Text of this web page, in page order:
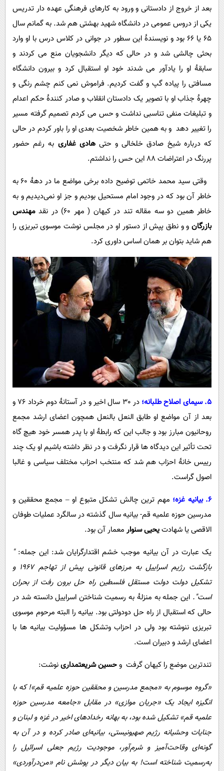
بعد از خروج از دادستانی و ورود به کارهای فرهنگی عهده دار تدریس
یکی از دروس عمومی در دانشگاه شهید بهشتی هم شد. به گمانم سال
65 یا 66 بود و نویسندۀ این سطور در جوانی در کلاس درس با او وارد
بحثی چالشی شد و در حالی که دیگر دانشجویان منع می کردند و
سابقۀ او را یادآور می شدند خود او استقبال کرد و بیرون دانشگاه
مسافتی را پیاده گپ و گفت کردیم. فراموش نمی کنم چشم رنگی و
چهرۀ جذاب او با تصویر یک دادستان انقلاب و صادر کنندۀ حکم اعدام
و تبلیغات منفی تناسبی نداشت و حس می کردم تصمیم گرفته مسیر
را تغییر دهد و به همین خاطر شخصیت بعدی او را باور کردم در حالی
که درباره شیخ صادق خلخالی و حتیهادی غفاری به رغم حضور
پررنگ در اعتراضات 88 این حس را نداشتم.
وقتی سید محمد خاتمی توضیح داده برخی مواضع ما در دهۀ 60 به
خاطر آن بود که در وجود امام مستحیل بودیم و جز او نمی‌دیدیم و به
خاطر همین دو سه مقاله تند در کیهان ( مهر 60) در نقد
مهندس
بازرگان و و نطق پپش از دستور او در مجلس نوشت موسوی تبریزی را
هم شاید بتوان بر همان اساس داوری کرد.
5. سیمای اصلاح طلبانه؛
در 30 سال اخیر و در آستانۀ دوم خرداد 76 و
بعد از آن مواضع او طابق النعل بالنعل همچون اعضای ارشد مجمع
روحانیون مبارز بود و جالب این که رابطۀ او با پدر همسر خود هیچ گاه
تحت تأثیر این دیدگاه ها قرار نگرفت و در نظر داشته باشیم او یک چند
رییس خانۀ احزاب هم شد که منتخب احزاب مختلف سیاسی و غالبا
اصول گراست.
6. بیانیه غزه؛
مهم ترین چالش تشکل متبوع او – مجمع محققین و
مدرسین حوزه علمیه قم- بیانیه سال گذشته در سالگرد عملیات طوفان
الاقصی یا شهادتیحیی سنوار معمار آن بود.
یک عبارت در آن بیانیه موجب خشم اقتدارگرایان شد: این جمله: "
بازگشت رژیم اسراییل به مرزهای قانونی پیش از تهاجم 1967 و
تشکیل دولت دولت مستقل فلسطین راه حل برون رفت از بحران
است". این جمله به منزلۀ به رسمیت شناختن اسراییل دانسته شد در
حالی که استقبال از راه حل دودولتی بود. بیانیه را البته مرحوم موسوی
تبریزی ننوشته بود ولی در احزاب وتشکل ها مسؤولیت بیانیه ها با
اعضای ارشد و دبیران است.
تندترین موضع را کیهان گرفت وحسین شریعتمدارینوشت:
«گروه موسوم به «‌مجمع مدرسین و محققین حوزه علمیه قم‌»! که با
انگیزه ایجاد یک «‌جریان موازی» در مقابل «جامعه مدرسین حوزه
علمیه قم» تشکیل شده بود، به بهانه رخدادهای اخیر در غزه و لبنان و
جنایات وحشیانه رژیم صهیونیستی، بیانیه‌ای صادر کرده و در آن به
گونه‌ای وقاحت‌آمیز و شرم‌آور، موجودیت رژیم جعلی اسرائیل را
به‌رسمیت شناخته است! به بیان دیگر در پوشش نام «‌من‌درآوردی»